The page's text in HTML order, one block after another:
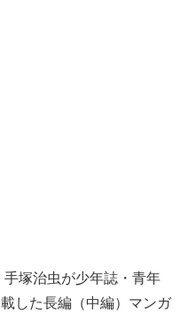
手塚治虫が少年誌・青年
した長編（中編）マンガ